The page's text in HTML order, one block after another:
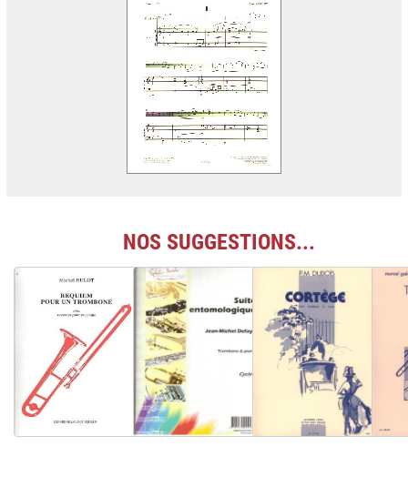
NOS SUGGESTIONS...